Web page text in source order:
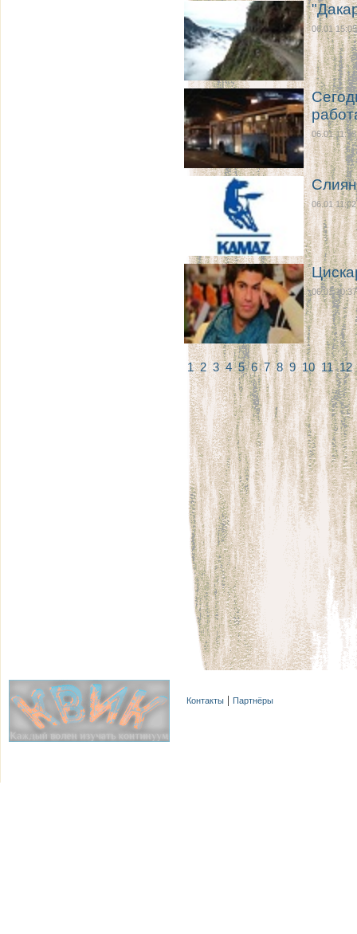
06.01 15:05
06.01 11:33
06.01 11:02
06.01 10:37
12345678 9101112
Контакты Партнёры